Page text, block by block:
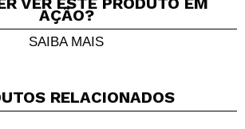
esta compra?
ENVIAR
AÇÃO?
SAIBA MAIS
RELACIONADOS